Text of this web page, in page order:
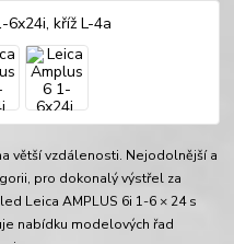
větší vzdálenosti. Nejodolnější a
pro dokonalý výstřel za
Leica AMPLUS 6i 1-6 × 24 s
nabídku modelových řad